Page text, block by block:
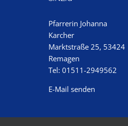
Pfarrerin Johanna
Karcher
Marktstraße 25, 53424
Remagen
Tel: 01511-2949562
E-Mail senden